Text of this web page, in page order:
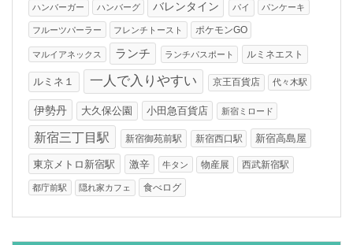
ハンバーガー ハンバーグ バレンタイン パイ パンケーキ
フルーツパーラー フレンチトースト ポケモンGO
マルイアネックス ランチ ランチパスポート ルミネエスト
ルミネ１ 一人で入りやすい 京王百貨店 代々木駅
伊勢丹 大久保公園 小田急百貨店 新宿ミロード
新宿三丁目駅 新宿御苑前駅 新宿西口駅 新宿高島屋
東京メトロ新宿駅 激辛 牛タン 物産展 西武新宿駅
都庁前駅 隠れ家カフェ 食べログ